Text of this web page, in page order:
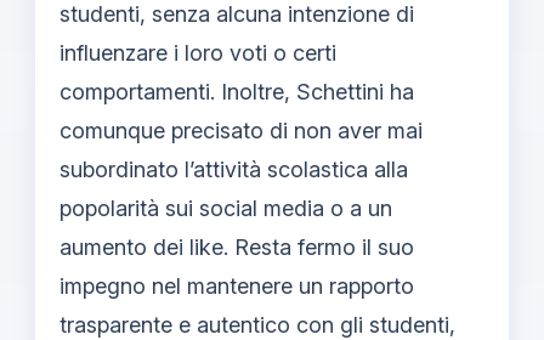
studenti, senza alcuna intenzione di
influenzare i loro voti o certi
comportamenti. Inoltre, Schettini ha
comunque precisato di non aver mai
subordinato l’attività scolastica alla
popolarità sui social media o a un
aumento dei like. Resta fermo il suo
impegno nel mantenere un rapporto
trasparente e autentico con gli studenti,